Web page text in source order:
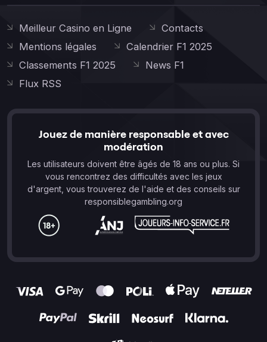
Meilleur Casino en Ligne
Contacts
Mentions légales
Calendrier F1 2025
Classements F1 2025
News F1
Flux RSS
Jouez de manière responsable et avec
modération
Les utilisateurs doivent être âgés de 18 ans ou plus. Si
vous rencontrez des difficultés avec les jeux
d'argent, vous trouverez de l'aide et des conseils sur
responsiblegambling.org